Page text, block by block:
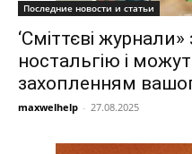
Последние новости и статьи
‘Сміттєві
ностальгію і
захопленням
maxwelhelp - 27.08.2025